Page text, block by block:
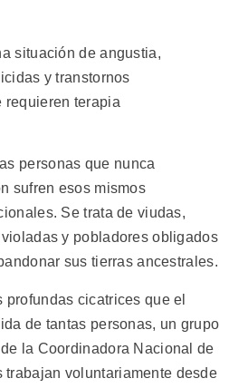
situación de angustia,
y transtornos
requieren terapia
personas que nunca
sufren esos mismos
Se trata de viudas,
y pobladores obligados
sus tierras ancestrales.
cicatrices que el
de tantas personas, un grupo
la Coordinadora Nacional de
trabajan voluntariamente desde